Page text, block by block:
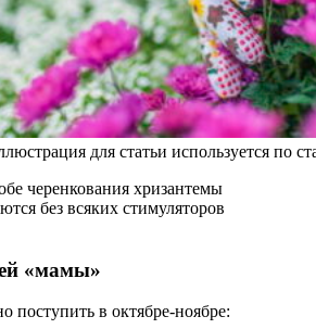
для статьи используется по
черенкования хризантемы
без всяких стимуляторов
«мамы»
поступить в октябре-ноябре: